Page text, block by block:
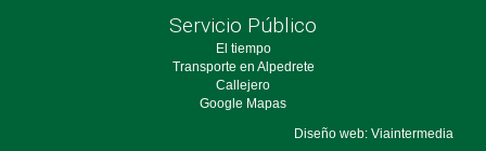
Servicio Público
El tiempo
Transporte en Alpedrete
Callejero
Google Mapas
Diseño web: Viaintermedia